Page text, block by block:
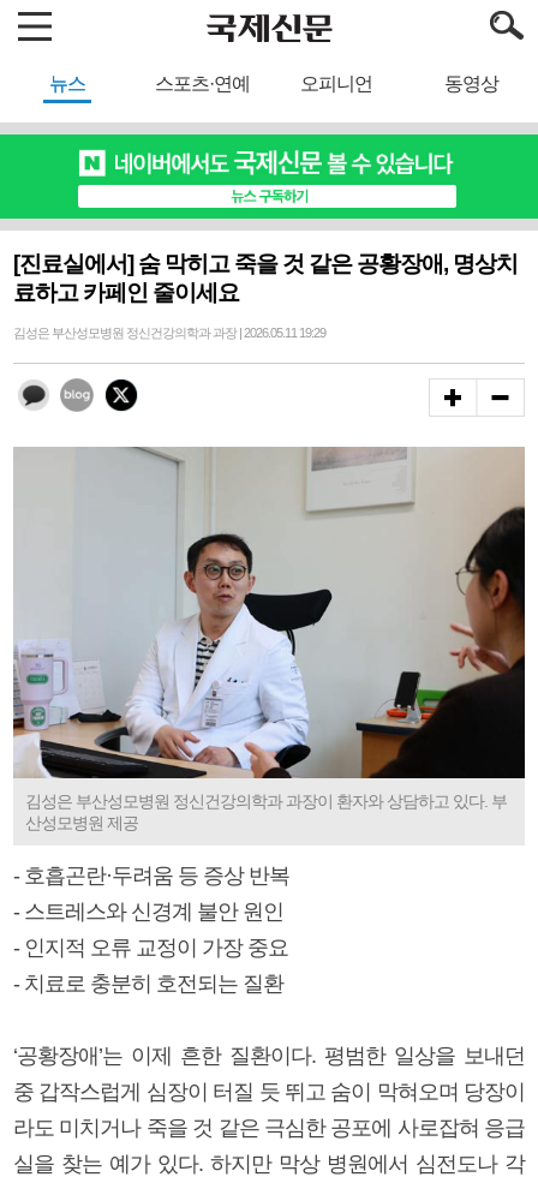
뉴스 스포츠·연예 오피니언 동영상
[진료실에서] 숨 막히고 죽을 것 같은 공황장애, 명상치
료하고 카페인 줄이세요
김성은 부산성모병원 정신건강의학과 과장 | 2026.05.11 19:29
김성은 부산성모병원 정신건강의학과 과장이 환자와 상담하고 있다. 부
산성모병원 제공
- 호흡곤란·두려움 등 증상 반복
- 스트레스와 신경계 불안 원인
- 인지적 오류 교정이 가장 중요
- 치료로 충분히 호전되는 질환
‘공황장애’는 이제 흔한 질환이다. 평범한 일상을 보내던
중 갑작스럽게 심장이 터질 듯 뛰고 숨이 막혀오며 당장이
라도 미치거나 죽을 것 같은 극심한 공포에 사로잡혀 응급
실을 찾는 예가 있다. 하지만 막상 병원에서 심전도나 각